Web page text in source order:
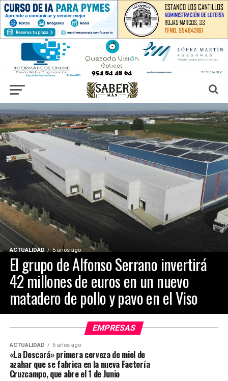
ACTUALIDAD 5 años ago
El grupo de Alfonso Serrano invertirá
42 millones de euros en un nuevo
matadero de pollo y pavo en el Viso
EMPRESAS
ACTUALIDAD 5 años ago
«La Descará» primera cerveza de miel de
azahar que se fabrica en la nueva Factoría
Cruzcampo, que abre el 1 de Junio